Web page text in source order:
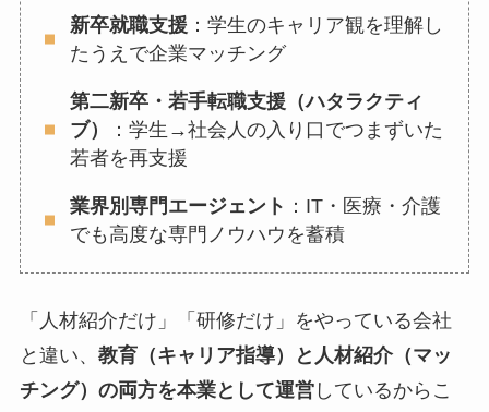
新卒就職支援 ：学生のキャリア観を理解し
たうえで企業マッチング
第二新卒・若手転職支援（ハタラクティ
ブ）
：学生→社会人の入り口でつまずいた
若者を再支援
業界別専門エージェント ：IT・医療・介護
でも高度な専門ノウハウを蓄積
「人材紹介だけ」「研修だけ」をやっている会社
と違い、 教育（キャリア指導）と人材紹介（マッ
チング）の両方を本業として運営しているからこ